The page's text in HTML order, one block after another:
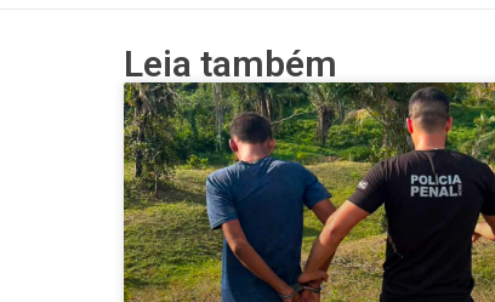
Leia também